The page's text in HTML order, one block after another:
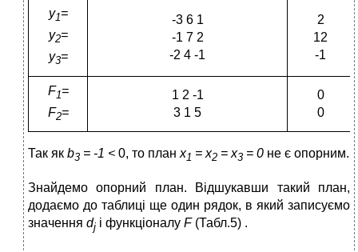
y1=
y2=
y3=
-3 6 1
-1 7 2
-2 4 -1
2
12
-1
F1=
F2=
1 2 -1
3 1 5
0
0
Так як b3 = -1 < 0, то план х1 = х2 = х3 = 0 не є опорним.
Знайдемо опорний план. Відшукавши такий план,
додаємо до таблиці ще один рядок, в який записуємо
значення dj і функціоналу F(Табл.5) .